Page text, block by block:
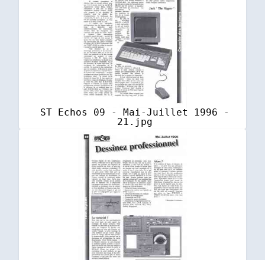
ST Echos 09 - Mai-Juillet 1996 -
21.jpg